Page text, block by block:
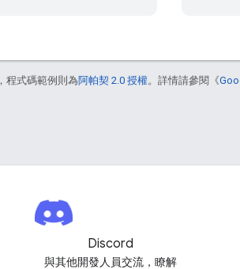
，程式碼範例則為阿帕契 2.0 授權。詳情請參閱《
Discord
與其他開發人員交流，瞭解